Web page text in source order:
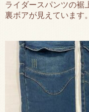
ライダースパンツの裾
裏ボアが見えています。